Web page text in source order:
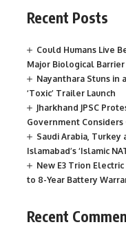
Recent Posts
Could Humans Live
Major Biological
Nayanthara Stuns in
‘Toxic’ Trailer Launch
Jharkhand JPSC
Government Considers
Saudi Arabia, Turkey
Islamabad’s ‘Islamic
New E3 Trion
to 8-Year Battery
Recent